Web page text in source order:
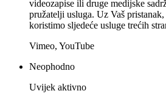
videozapise ili druge medijske
pružatelji usluga. Uz Vaš
koristimo sljedeće usluge trećih
Vimeo, YouTube
Neophodno
Uvijek aktivno